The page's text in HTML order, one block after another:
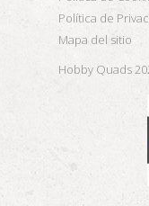
Política de
Mapa del sitio
Hobby Quads